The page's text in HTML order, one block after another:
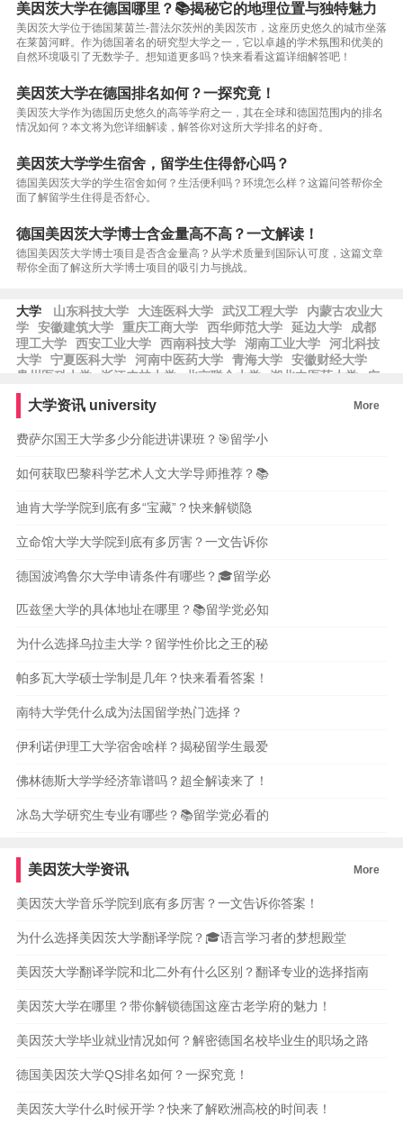
美因茨大学在德国哪里？📚揭秘它的地理位置与独特魅力
美因茨大学位于德国莱茵兰-普法尔茨州的美因茨市，这座历史悠久的城市坐落
在莱茵河畔。作为德国著名的研究型大学之一，它以卓越的学术氛围和优美的
自然环境吸引了无数学子。想知道更多吗？快来看看这篇详细解答吧！
美因茨大学在德国排名如何？一探究竟！
美因茨大学作为德国历史悠久的高等学府之一，其在全球和德国范围内的排名
情况如何？本文将为您详细解读，解答你对这所大学排名的好奇。
美因茨大学学生宿舍，留学生住得舒心吗？
德国美因茨大学的学生宿舍如何？生活便利吗？环境怎么样？这篇问答帮你全
面了解留学生住得是否舒心。
德国美因茨大学博士含金量高不高？一文解读！
德国美因茨大学博士项目是否含金量高？从学术质量到国际认可度，这篇文章
帮你全面了解这所大学博士项目的吸引力与挑战。
大学 山东科技大学 大连医科大学 武汉工程大学
内蒙古农业大
学
安徽建筑大学 重庆工商大学 西华师范大学 延边大学
成都
理工大学
西安工业大学 西南科技大学 湖南工业大学
河北科技
大学
宁夏医科大学 河南中医药大学 青海大学
安徽财经大学
贵州医科大学
浙江农林大学 北京联合大学 湖北中医药大学
广
东外语外贸大学
学
四川师范大学 黑龙江大学 新疆农业大学
大学资讯 university More
费萨尔国王大学多少分能进讲课班？🎯留学小
如何获取巴黎科学艺术人文大学导师推荐？📚
迪肯大学学院到底有多“宝藏”？快来解锁隐
立命馆大学大学院到底有多厉害？一文告诉你
德国波鸿鲁尔大学申请条件有哪些？🎓留学必
匹兹堡大学的具体地址在哪里？📚留学党必知
为什么选择乌拉圭大学？留学性价比之王的秘
帕多瓦大学硕士学制是几年？快来看看答案！
南特大学凭什么成为法国留学热门选择？
伊利诺伊理工大学宿舍啥样？揭秘留学生最爱
佛林德斯大学学经济靠谱吗？超全解读来了！
冰岛大学研究生专业有哪些？📚留学党必看的
美因茨大学资讯 More
美因茨大学音乐学院到底有多厉害？一文告诉你答案！
为什么选择美因茨大学翻译学院？🎓语言学习者的梦想殿堂
美因茨大学翻译学院和北二外有什么区别？翻译专业的选择指南
美因茨大学在哪里？带你解锁德国这座古老学府的魅力！
美因茨大学毕业就业情况如何？解密德国名校毕业生的职场之路
德国美因茨大学QS排名如何？一探究竟！
美因茨大学什么时候开学？快来了解欧洲高校的时间表！